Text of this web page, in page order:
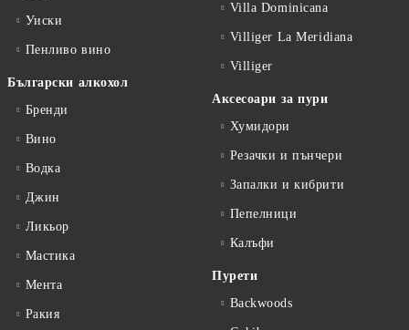
Уиски
Пенливо вино
Български алкохол
Бренди
Вино
Водка
Джин
Ликьор
Мастика
Мента
Ракия
Villa Dominicana
Villiger La Meridiana
Villiger
Аксесоари за пури
Хумидори
Резачки и пънчери
Запалки и кибрити
Пепелници
Калъфи
Пурети
Backwoods